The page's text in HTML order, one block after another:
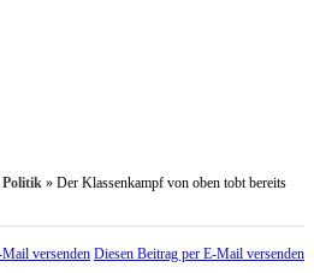
Politik » Der Klassenkampf von oben tobt bereits
Diesen Beitrag per E-Mail versenden